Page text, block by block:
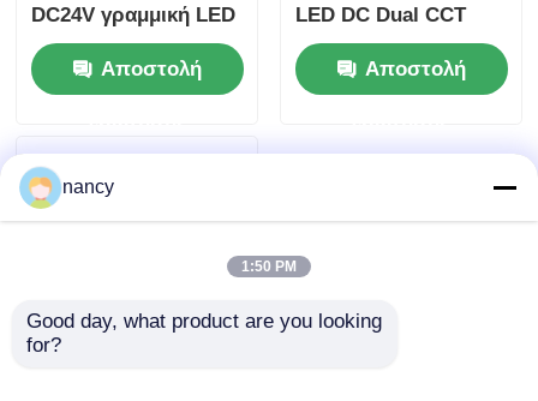
DC24V γραμμική LED
φωτεινή μονάδα
Αποστολή
LED DC Dual CCT
Πλάτος 24mm Σειρά
Zhaga Αποστολή
nancy
1:50 PM
Good day, what product are you looking
for?